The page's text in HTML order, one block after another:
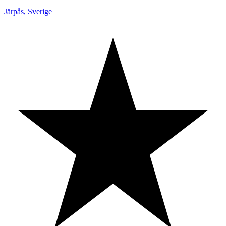
Järpås, Sverige